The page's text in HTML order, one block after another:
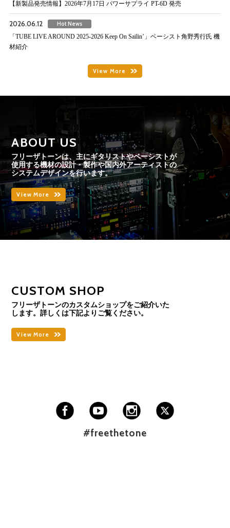
【新製品発売情報】2026年7月17日 パワーサプライ PT-6D 発売
2026.06.12
Hot News
「TUBE LIVE AROUND 2025-2026 Keep On Sailin’」ベーシスト角野秀行氏 機
材紹介
View More
ABOUT US
フリーザトーンは、主にギタリストやベーシストが
使用する機材の設計・製作や国内外アーティストの
システムデザインを行います。
View More
CUSTOM SHOP
フリーザトーンのカスタムショップをご紹介いた
します。詳しくは下記よりご覧ください。
View More
#freethetone